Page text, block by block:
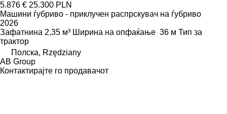
5.876 € 25.300 PLN
Машини ѓубриво - приклучен распрскувач на ѓубриво
2026
Зафатнина 2,35 м³ Ширина на опфаќање 36 м Тип за
трактор
Полска, Rzędziany
AB Group
Контактирајте го продавачот